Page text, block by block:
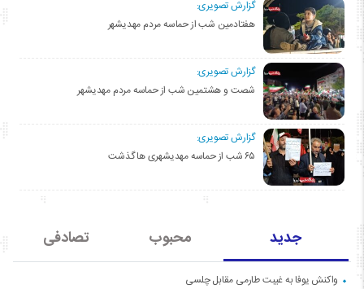
گزارش تصویری:
هفتادمین شب از حماسه مردم مهدیشهر
گزارش تصویری:
شصت و هشتمین شب از حماسه مردم مهدیشهر
گزارش تصویری:
۶۵ شب از حماسه مهدیشهری ها گذشت
جدید محبوب تصادفی
واکنش یوفا به غیبت طارمی مقابل چلسی